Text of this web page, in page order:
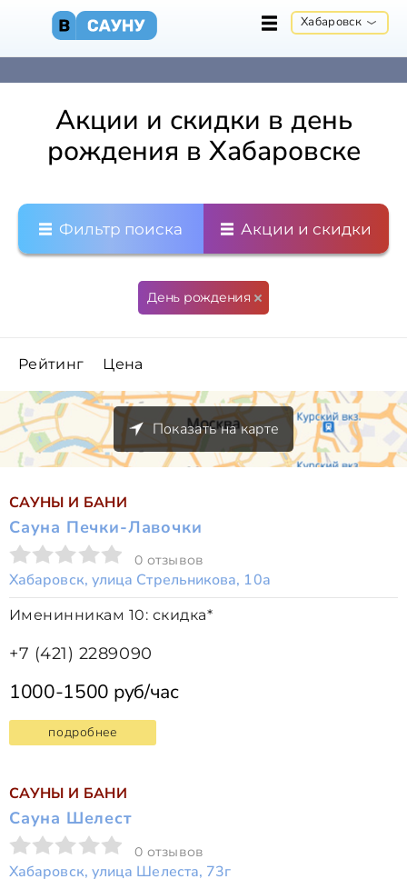
Хабаровск
Акции и скидки в день
рождения в Хабаровске
Фильтр поиска Акции и скидки
День рождения
Рейтинг Цена
Показать на карте
САУНЫ И БАНИ
Сауна Печки-Лавочки
0 отзывов
Хабаровск, улица Стрельникова, 10а
Именинникам 10: скидка*
+7 (421) 2289090
1000-1500 руб/час
подробнее
САУНЫ И БАНИ
Сауна Шелест
0 отзывов
Хабаровск, улица Шелеста, 73г